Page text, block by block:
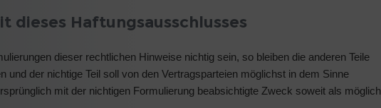
dieses Haftungsausschlusses
dieser rechtlichen Hinweise nichtig sein, so bleiben die anderen Teile
und der nichtige Teil soll von den Vertragsparteien möglichst in dem Sinne
mit der nichtigen Formulierung beabsichtigte Zweck soweit als möglich